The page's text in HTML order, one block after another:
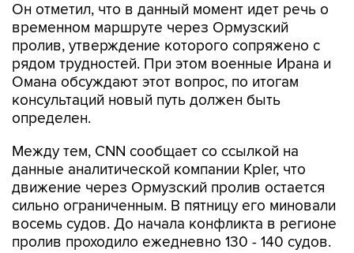
Он отметил, что в данный момент идет речь о
временном маршруте через Ормузский
пролив, утверждение которого сопряжено с
рядом трудностей. При этом военные Ирана и
Омана обсуждают этот вопрос, по итогам
консультаций новый путь должен быть
определен.
Между тем, CNN сообщает со ссылкой на
данные аналитической компании Kpler, что
движение через Ормузский пролив остается
сильно ограниченным. В пятницу его миновали
восемь судов. До начала конфликта в регионе
пролив проходило ежедневно 130 - 140 судов.